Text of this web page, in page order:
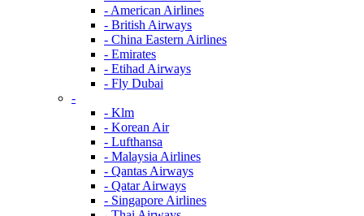
- American Airlines
- British Airways
- China Eastern Airlines
- Emirates
- Etihad Airways
- Fly Dubai
-
- Klm
- Korean Air
- Lufthansa
- Malaysia Airlines
- Qantas Airways
- Qatar Airways
- Singapore Airlines